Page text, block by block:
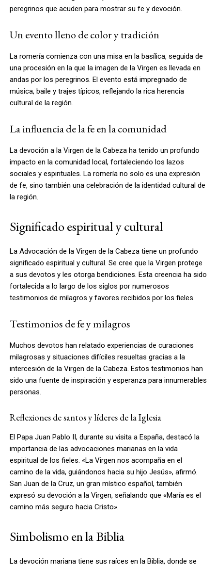
peregrinos que acuden para mostrar su fe y devoción.
Un evento lleno de color y tradición
La romería comienza con una misa en la basílica, seguida de
una procesión en la que la imagen de la Virgen es llevada en
andas por los peregrinos. El evento está impregnado de
música, baile y trajes típicos, reflejando la rica herencia
cultural de la región.
La influencia de la fe en la comunidad
La devoción a la Virgen de la Cabeza ha tenido un profundo
impacto en la comunidad local, fortaleciendo los lazos
sociales y espirituales. La romería no solo es una expresión
de fe, sino también una celebración de la identidad cultural de
la región.
Significado espiritual y cultural
La Advocación de la Virgen de la Cabeza tiene un profundo
significado espiritual y cultural. Se cree que la Virgen protege
a sus devotos y les otorga bendiciones. Esta creencia ha sido
fortalecida a lo largo de los siglos por numerosos
testimonios de milagros y favores recibidos por los fieles.
Testimonios de fe y milagros
Muchos devotos han relatado experiencias de curaciones
milagrosas y situaciones difíciles resueltas gracias a la
intercesión de la Virgen de la Cabeza. Estos testimonios han
sido una fuente de inspiración y esperanza para innumerables
personas.
Reflexiones de santos y líderes de la Iglesia
El Papa Juan Pablo II, durante su visita a España, destacó la
importancia de las advocaciones marianas en la vida
espiritual de los fieles. «La Virgen nos acompaña en el
camino de la vida, guiándonos hacia su hijo Jesús», afirmó.
San Juan de la Cruz, un gran místico español, también
expresó su devoción a la Virgen, señalando que «María es el
camino más seguro hacia Cristo».
Simbolismo en la Biblia
La devoción mariana tiene sus raíces en la Biblia, donde se